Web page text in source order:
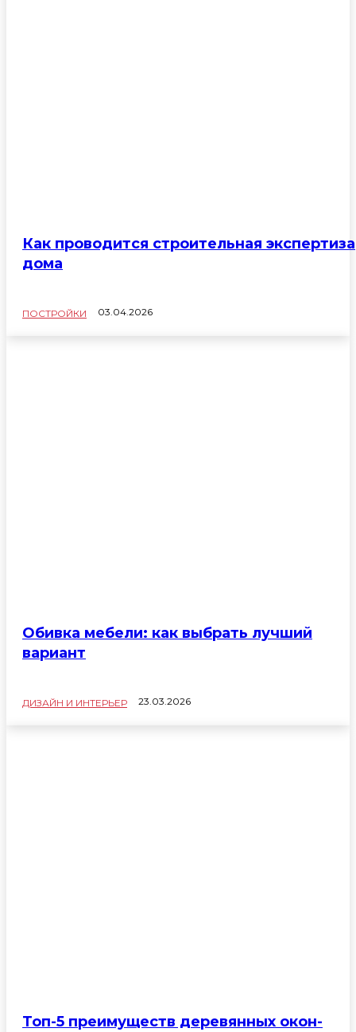
Как проводится строительная экспертиза
дома
ПОСТРОЙКИ 03.04.2026
Обивка мебели: как выбрать лучший
вариант
ДИЗАЙН И ИНТЕРЬЕР 23.03.2026
Топ-5 преимуществ деревянных окон-